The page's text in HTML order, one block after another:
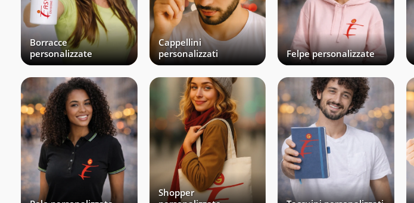
Borracce
personalizzate
Cappellini
personalizzati
Felpe personalizzate
Shopper